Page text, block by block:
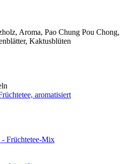
Aroma, Pao Chung Pou Chong,
Kaktusblüten